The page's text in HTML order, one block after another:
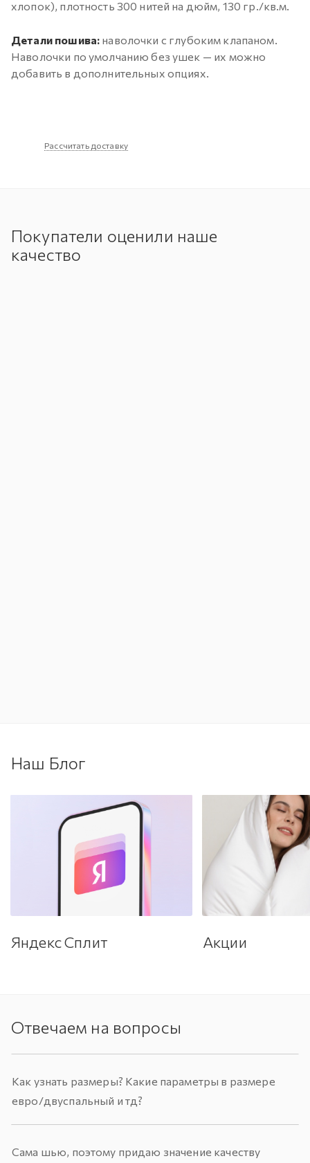
хлопок), плотность 300 нитей на дюйм, 130 гр./кв.м.
Детали пошива: наволочки с глубоким клапаном.
Наволочки по умолчанию без ушек — их можно
добавить в дополнительных опциях.
Рассчитать доставку
Покупатели оценили наше
качество
Наш Блог
Яндекс Сплит Акции
Отвечаем на вопросы
Как узнать размеры? Какие параметры в размере
евро/двуспальный и тд?
Сама шью, поэтому придаю значение качеству